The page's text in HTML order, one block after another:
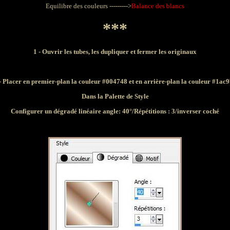
Equilibre des couleurs --------->Balance des blancs
***
1 - Ouvrir les tubes, les dupliquer et fermer les originaux
Placer en premier-plan la couleur #004748 et en arrière-plan la couleur
Dans la Palette de Style
Configurer un dégradé linéaire angle: 40°/Répétitions : 3/inverser coché